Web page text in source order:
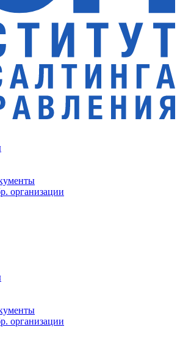
организации
организации